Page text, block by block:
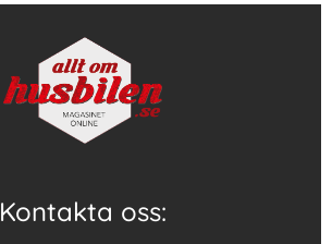
Kontakta oss: